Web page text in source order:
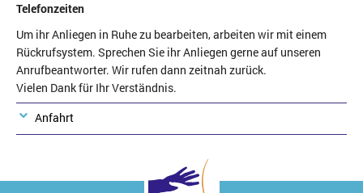
Telefonzeiten
Um ihr Anliegen in Ruhe zu bearbeiten, arbeiten wir mit einem
Rückrufsystem. Sprechen Sie ihr Anliegen gerne auf unseren
Anrufbeantworter. Wir rufen dann zeitnah zurück.
Vielen Dank für Ihr Verständnis.
Anfahrt